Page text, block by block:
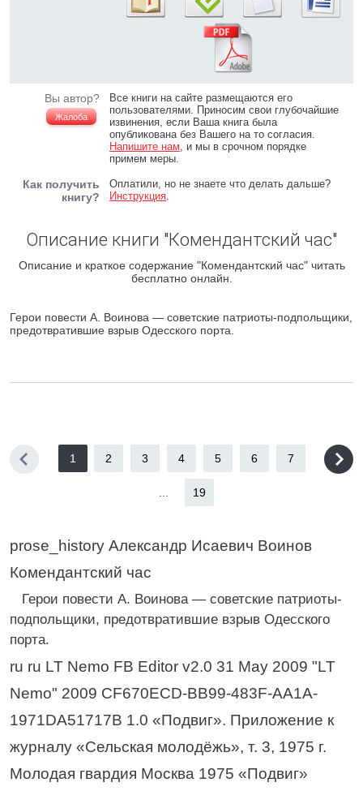
Вы автор?
Жалоба
Все книги на сайте размещаются его
пользователями. Приносим свои глубочайшие
извинения, если Ваша книга была
опубликована без Вашего на то согласия.
Напишите нам, и мы в срочном порядке
примем меры.
Как получить
книгу?
Оплатили, но не знаете что делать дальше?
Инструкция.
Описание книги "Комендантский час"
Описание и краткое содержание "Комендантский час" читать
бесплатно онлайн.
Герои повести А. Воинова — советские патриоты-подпольщики,
предотвратившие взрыв Одесского порта.
1 2 3 4 5 6 7
19
prose_history Александр Исаевич Воинов
Комендантский час
Герои повести А. Воинова — советские патриоты-
подпольщики, предотвратившие взрыв Одесского
порта.
ru ru LT Nemo FB Editor v2.0 31 May 2009 "LT
Nemo" 2009 CF670ECD-BB99-483F-AA1A-
1971DA51717B 1.0 «Подвиг». Приложение к
журналу «Сельская молодёжь», т. 3, 1975 г.
Молодая гвардия Москва 1975 «Подвиг»